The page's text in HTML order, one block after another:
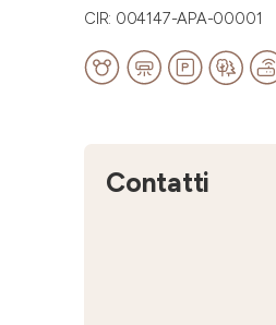
CIR: 004147-APA-00001
Contatti